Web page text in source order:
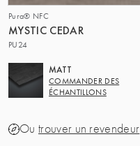
Pura® NFC
MYSTIC CEDAR
PU24
MATT
COMMANDER DES
ÉCHANTILLONS
Ou trouver un revendeur